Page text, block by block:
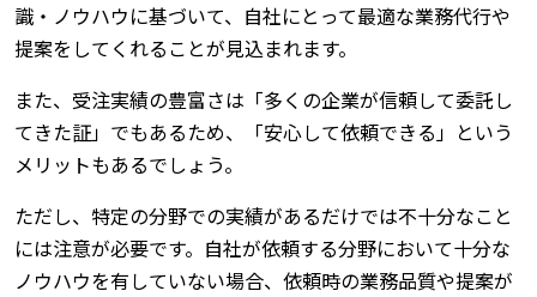
識・ノウハウに基づいて、自社にとって最適な業務代行や
提案をしてくれることが見込まれます。
また、受注実績の豊富さは「多くの企業が信頼して委託し
てきた証」でもあるため、「安心して依頼できる」という
メリットもあるでしょう。
ただし、特定の分野での実績があるだけでは不十分なこと
には注意が必要です。自社が依頼する分野において十分な
ノウハウを有していない場合、依頼時の業務品質や提案が